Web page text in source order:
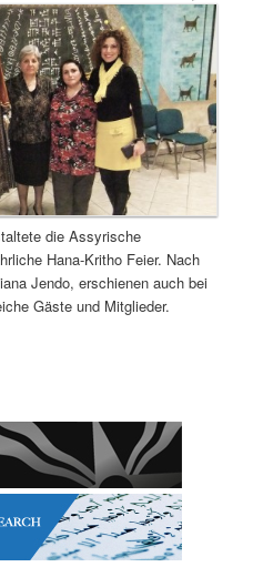
die Assyrische
Hana-Kritho Feier. Nach
Jendo, erschienen auch bei
Gäste und Mitglieder.